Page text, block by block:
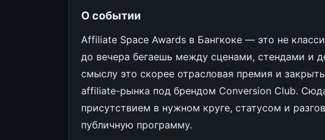
О событии
Affiliate Space Awards в Бангкоке — это не
до вечера бегаешь между сценами, стендами и
смыслу это скорее отрасловая премия и
affiliate-рынка под брендом Conversion Club.
присутствием в нужном круге, статусом и
публичную программу.